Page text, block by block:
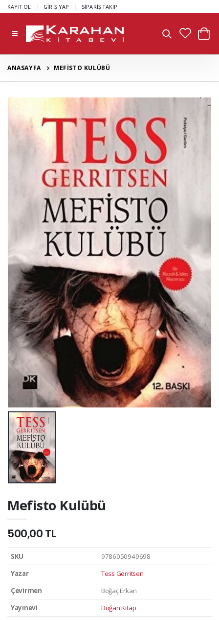
KAYIT OL GİRİŞ YAP SİPARİŞ TAKİP
ANASAYFA MEFİSTO KULÜBÜ
Mefisto Kulübü
500,00 TL
SKU
9786050949698
Yazar
Tess Gerritsen
Çevirmen
Boğaç Erkan
Yayınevi
Doğan Kitap